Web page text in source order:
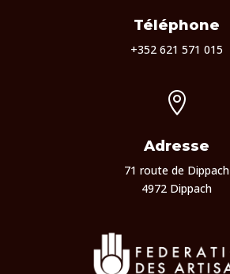
Téléphone
+352 621 571 015

Adresse
71 route de Dippach
4972 Dippach